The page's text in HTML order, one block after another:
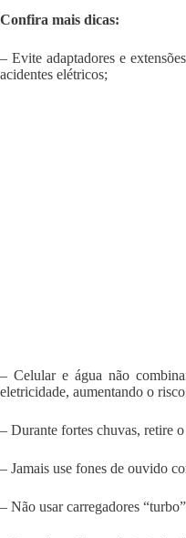
Confira mais dicas:
– Evite adaptadores e
acidentes elétricos;
– Celular e água não
eletricidade, aumentando o
– Durante fortes chuvas, retire
– Jamais use fones de ouvido
– Não usar carregadores